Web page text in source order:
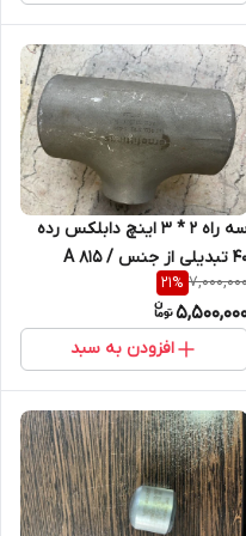
سه راه 2 * 3 اینچ دابلکس رده
40 تبدیلی از جنس A 815 /
21%
افزودن به سبد